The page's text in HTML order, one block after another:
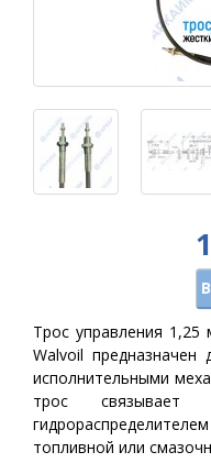
Трос управления 1,25
Walvoil предназначен
исполнительными
трос
топливной или